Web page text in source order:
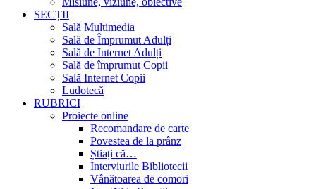
SECȚII
Sală Multimedia
Sală de Împrumut Adulți
Sală de Internet Adulți
Sală de împrumut Copii
Sală Internet Copii
Ludotecă
RUBRICI
Proiecte online
Recomandare de carte
Povestea de la prânz
Știați că…
Interviurile Bibliotecii
Vânătoarea de comori